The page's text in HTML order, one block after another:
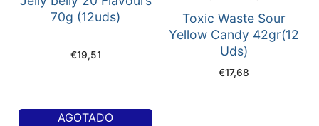
70g (12uds)
€19,51
AGOTADO
Toxic Waste Sour
Yellow Candy 42gr(12
Uds)
€17,68